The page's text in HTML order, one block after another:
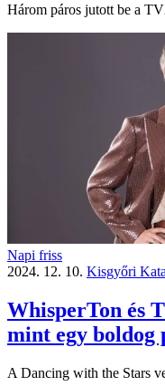
Három páros jutott be a
Napi friss
2024. 12. 10. Kisgyőri Kata
WhisperTon és
mint egy boldog
A Dancing with the Stars